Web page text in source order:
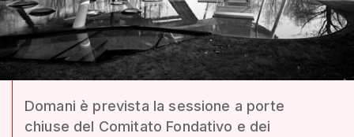
Domani è prevista la sessione a porte
chiuse del Comitato Fondativo e dei